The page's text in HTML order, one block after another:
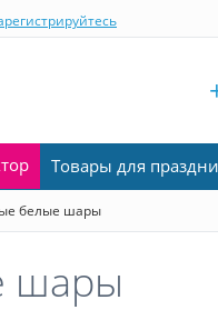
Товары для
белые шары
шары